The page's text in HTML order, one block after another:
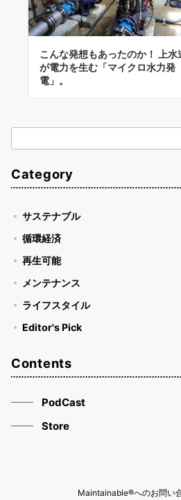
こんな発想もあったのか！ 上水
が電力を生む「マイクロ水力発
電」。
索
Category
サステナブル
循環経済
再生可能
メンテナンス
ライフスタイル
Editor's Pick
Contents
PodCast
Store
Maintainable®へのお問い